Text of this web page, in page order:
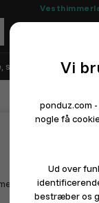
sko og sport
dét længere
Vi
ponduz.com
nogle få
Ud over
bestræber os